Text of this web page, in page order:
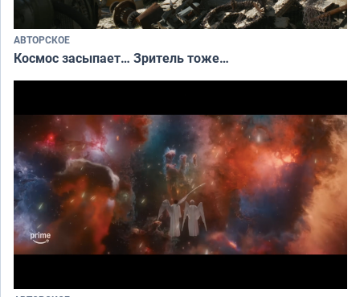
АВТОРСКОЕ
Космос засыпает… Зритель тоже…